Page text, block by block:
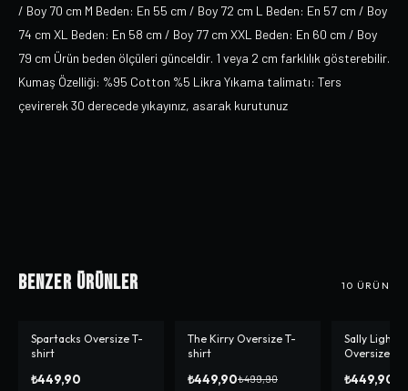
/ Boy 70 cm M Beden: En 55 cm / Boy 72 cm L Beden: En 57 cm / Boy
74 cm XL Beden: En 58 cm / Boy 77 cm XXL Beden: En 60 cm / Boy
79 cm Ürün beden ölçüleri günceldir. 1 veya 2 cm farklılık gösterebilir.
Kumaş Özelliği: %95 Cotton %5 Likra Yıkama talimatı: Ters
çevirerek 30 derecede yıkayınız, asarak kurutunuz
Benzer Ürünler 10 ÜRÜN
Spartacks Oversize T-
shirt
₺449,90
-%10
The Kirry Oversize T-
shirt
₺449,90₺499,90
-% 10
Sally
Oversize T-
₺449,90